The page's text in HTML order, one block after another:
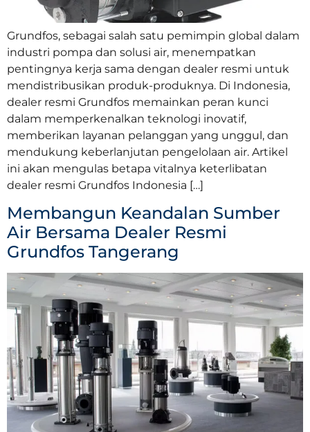
Grundfos, sebagai salah satu pemimpin global dalam
industri pompa dan solusi air, menempatkan
pentingnya kerja sama dengan dealer resmi untuk
mendistribusikan produk-produknya. Di Indonesia,
dealer resmi Grundfos memainkan peran kunci
dalam memperkenalkan teknologi inovatif,
memberikan layanan pelanggan yang unggul, dan
mendukung keberlanjutan pengelolaan air. Artikel
ini akan mengulas betapa vitalnya keterlibatan
dealer resmi Grundfos Indonesia […]
Membangun Keandalan Sumber
Air Bersama Dealer Resmi
Grundfos Tangerang